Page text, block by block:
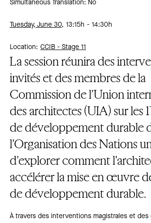
Simultaneous Translation: No
Tuesday, June 30, 13:15h 14:30h
Location: CCIB - Stage 11
La session réunira des
invités et des membres de la
Commission de l’Union
des architectes (UIA) sur les
de développement durable
l’Organisation des Nations
d’explorer comment
accélérer la mise en œuvre
de développement durable.
À travers des interventions magistrales et des